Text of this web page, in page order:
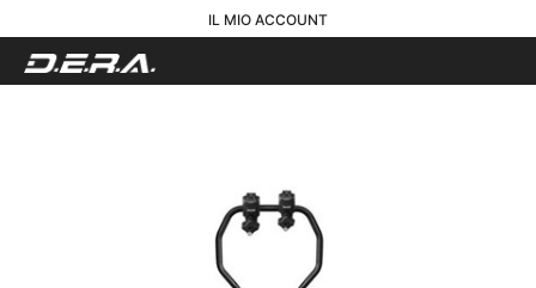
IL MIO ACCOUNT